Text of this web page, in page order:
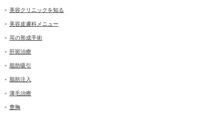
美容クリニックを知る
美容皮膚科メニュー
耳の形成手術
肝斑治療
脂肪吸引
脂肪注入
薄毛治療
豊胸